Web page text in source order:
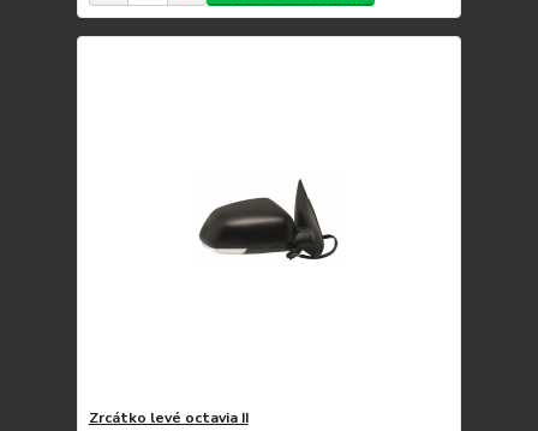
Zrcátko levé octavia II